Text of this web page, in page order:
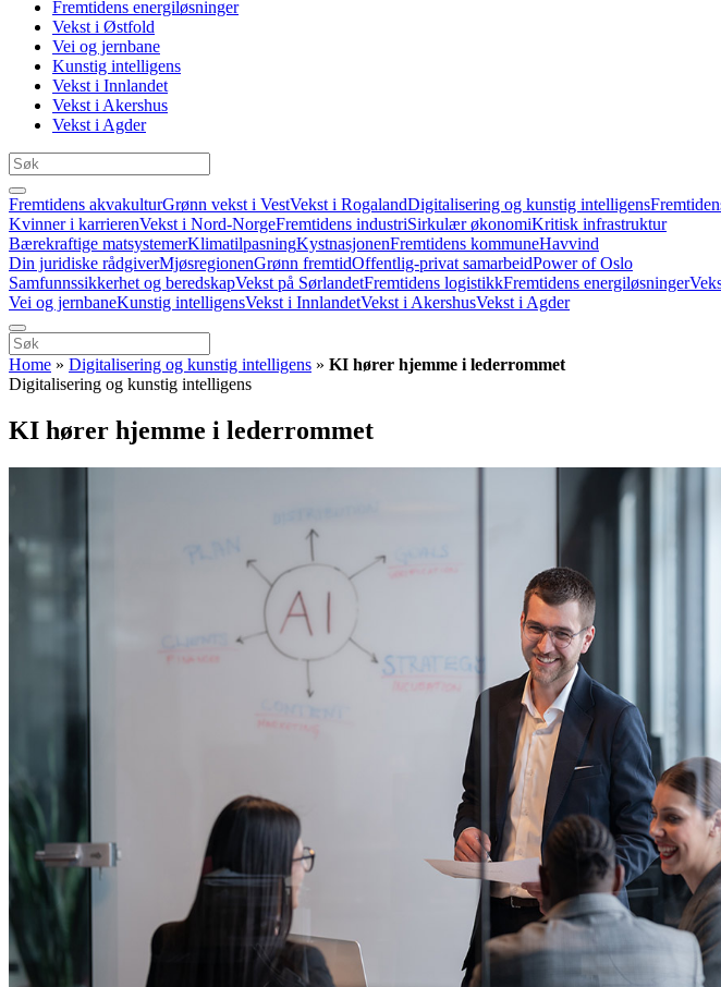
Fremtidens energiløsninger
Vekst i Østfold
Vei og jernbane
Kunstig intelligens
Vekst i Innlandet
Vekst i Akershus
Vekst i Agder
Fremtidens akvakulturGrønn vekst i VestVekst i RogalandDigitalisering og kunstig intelligens
Kvinner i karrierenVekst i Nord-NorgeFremtidens industriSirkulær økonomiKritisk infrastruktur
Bærekraftige matsystemerKlimatilpasningKystnasjonenFremtidens kommuneHavvind
Din juridiske rådgiverMjøsregionenGrønn fremtidOffentlig-privat samarbeidPower of Oslo
Samfunnssikkerhet og beredskapVekst på SørlandetFremtidens logistikkFremtidens energiløsninger
Vei og jernbaneKunstig intelligensVekst i InnlandetVekst i AkershusVekst i Agder
Home » Digitalisering og kunstig intelligens » KI hører hjemme i lederrommet
Digitalisering og kunstig intelligens
KI hører hjemme i lederrommet